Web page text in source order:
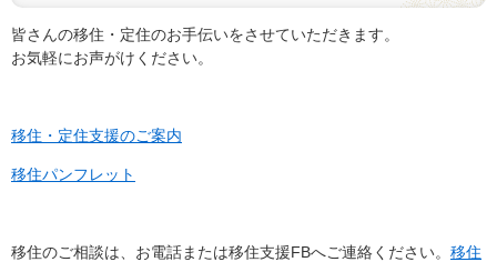
皆さんの移住・定住のお手伝いをさせていただきます。
お気軽にお声がけください。
移住・定住支援のご案内
移住パンフレット
移住のご相談は、お電話または移住支援FBへご連絡ください。 移住